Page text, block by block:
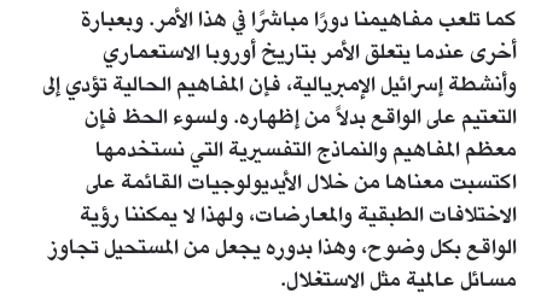
كما تلعب مفاهيمنا دورًا مباشرًا في هذا الأمر. وبعبارة
أخرى عندما يتعلق الأمر بتاريخ أوروبا الاستعماري
وأنشطة إسرائيل الإمبريالية، فإن المفاهيم الحالية تؤدي إلى
التعتيم على الواقع بدلاً من إظهاره. ولسوء الحظ فإن
معظم المفاهيم والنماذج التفسيرية التي نستخدمها
اكتسبت معناها من خلال الأيديولوجيات القائمة على
الاختلافات الطبقية والمعارضات، ولهذا لا يمكننا رؤية
الواقع بكل وضوح، وهذا بدوره يجعل من المستحيل تجاوز
مسائل عالمية مثل الاستغلال.